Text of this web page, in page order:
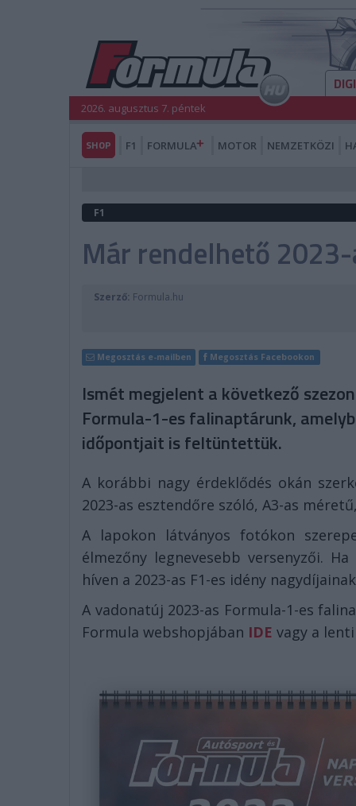
2026. augusztus 7. péntek
SHOP F1 FORMULA MOTOR NEMZETKÖZI
F1
Már rendelhető
Szerző: Formula.hu
Megosztás e-mailben Megosztás Facebookon
Ismét megjelent a következő
Formula-1-es falinaptárunk,
időpontjait is feltüntettük.
A korábbi nagy érdeklődés okán
2023-as esztendőre szóló, A3-as
A lapokon látványos fotókon
élmezőny legnevesebb versenyzői.
híven a 2023-as F1-es idény
A vadonatúj 2023-as Formula-1-es
Formula webshopjában IDE vagy a